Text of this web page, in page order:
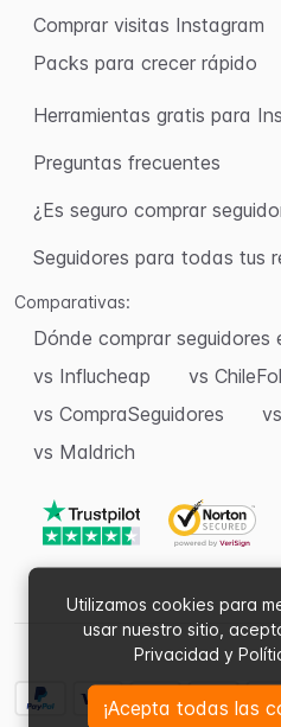
Utilizamos cookies para
usar nuestro sitio,
Privacidad y
¡Acepta todas las
Comprar visitas Instagram
Packs para crecer rápido
Herramientas gratis para
Preguntas frecuentes
¿Es seguro comprar
Seguidores para todas tus
Comparativas:
Dónde comprar seguidores
vs Influcheap
vs
vs CompraSeguidores
vs Maldrich